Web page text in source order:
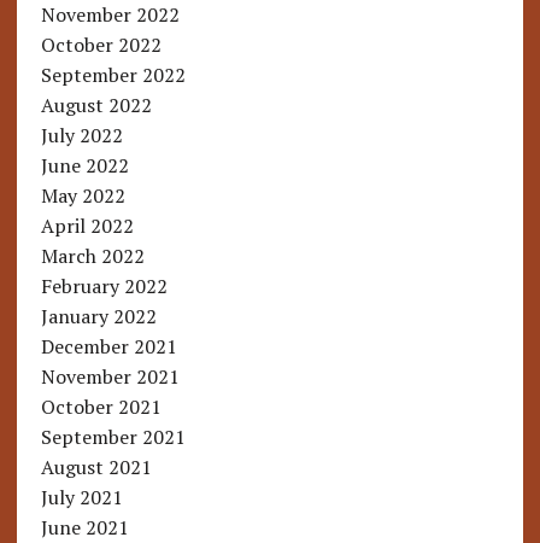
November 2022
October 2022
September 2022
August 2022
July 2022
June 2022
May 2022
April 2022
March 2022
February 2022
January 2022
December 2021
November 2021
October 2021
September 2021
August 2021
July 2021
June 2021